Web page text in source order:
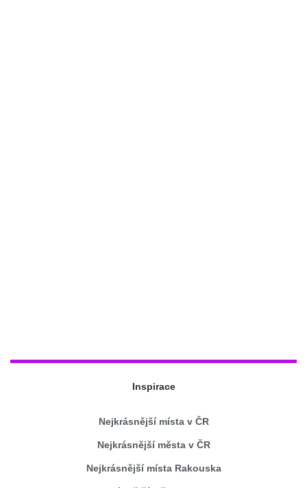
Inspirace
Nejkrásnější místa v ČR
Nejkrásnější města v ČR
Nejkrásnější místa Rakouska